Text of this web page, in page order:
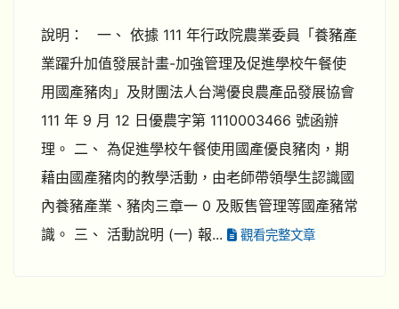
說明： 一、 依據 111 年行政院農業委員「養豬產
業躍升加值發展計畫-加強管理及促進學校午餐使
用國產豬肉」及財團法人台灣優良農產品發展協會
111 年 9 月 12 日優農字第 1110003466 號函辦
理。 二、 為促進學校午餐使用國產優良豬肉，期
藉由國產豬肉的教學活動，由老師帶領學生認識國
內養豬產業、豬肉三章一 0 及販售管理等國產豬常
識。 三、 活動說明 (一) 報...
觀看完整文章